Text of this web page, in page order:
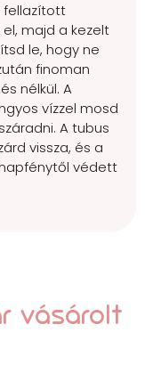
fellazított
majd a kezelt
le, hogy ne
finoman
nélkül. A
vízzel mosd
A tubus
vissza, és a
védett
vásárolt